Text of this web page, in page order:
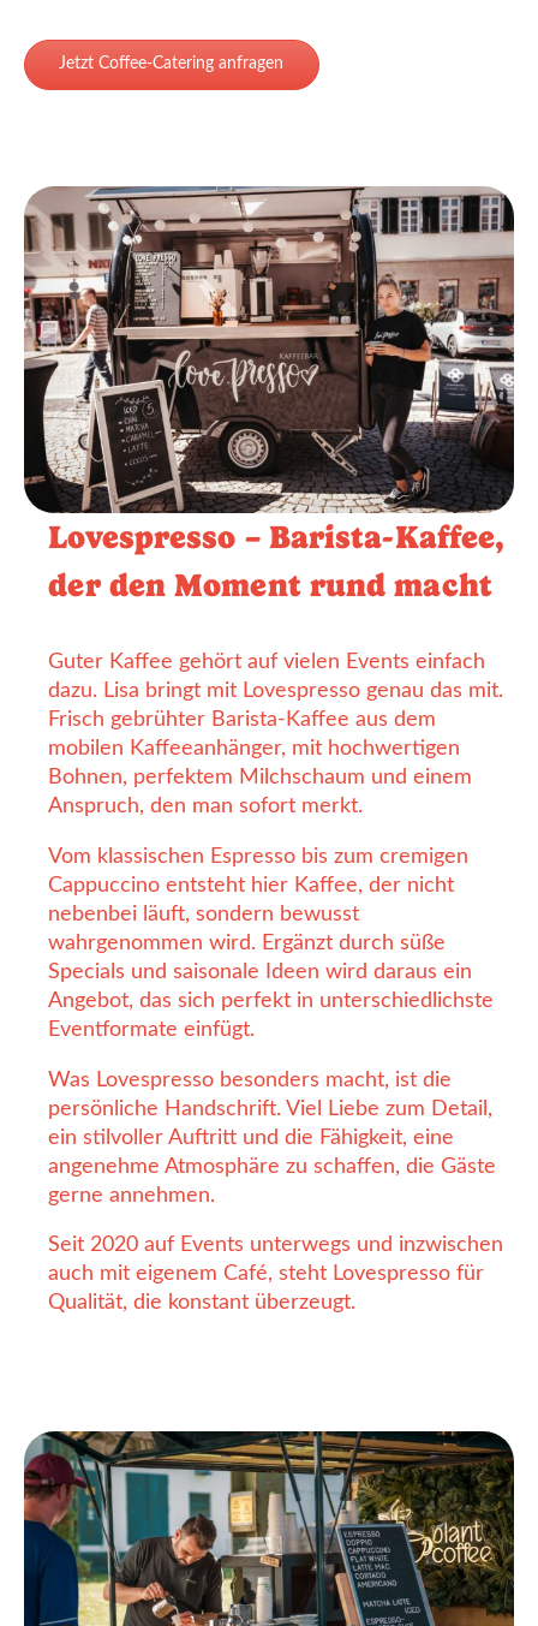
Jetzt Coffee-Catering anfragen
Lovespresso – Barista-Kaffee,
der den Moment rund macht
Guter Kaffee gehört auf vielen Events einfach
dazu. Lisa bringt mit Lovespresso genau das mit.
Frisch gebrühter Barista-Kaffee aus dem
mobilen Kaffeeanhänger, mit hochwertigen
Bohnen, perfektem Milchschaum und einem
Anspruch, den man sofort merkt.
Vom klassischen Espresso bis zum cremigen
Cappuccino entsteht hier Kaffee, der nicht
nebenbei läuft, sondern bewusst
wahrgenommen wird. Ergänzt durch süße
Specials und saisonale Ideen wird daraus ein
Angebot, das sich perfekt in unterschiedlichste
Eventformate einfügt.
Was Lovespresso besonders macht, ist die
persönliche Handschrift. Viel Liebe zum Detail,
ein stilvoller Auftritt und die Fähigkeit, eine
angenehme Atmosphäre zu schaffen, die Gäste
gerne annehmen.
Seit 2020 auf Events unterwegs und inzwischen
auch mit eigenem Café, steht Lovespresso für
Qualität, die konstant überzeugt.